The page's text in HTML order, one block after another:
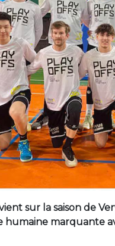
sur la saison de
marquante